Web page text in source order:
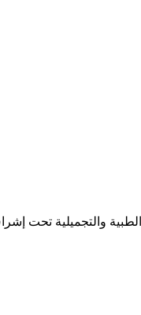
والتجميلية تحت